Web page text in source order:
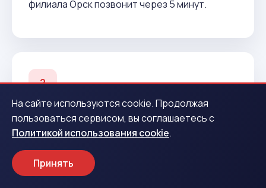
филиала Орск позвонит через 5 минут.
2
Подтверждение
Согласуем условия и подготовим договор до
вашего приезда.
На сайте используются cookie. Продолжая
пользоваться сервисом, вы соглашаетесь с
Политикой использования cookie.
Принять